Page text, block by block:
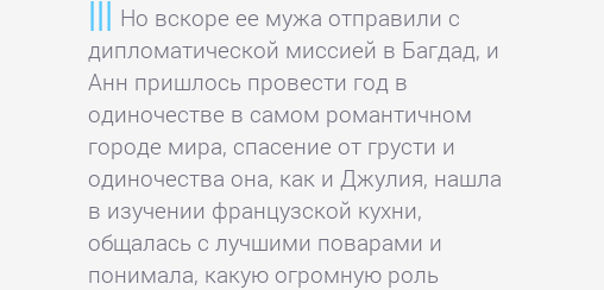
Но вскоре ее мужа отправили с
дипломатической миссией в Багдад, и
Анн пришлось провести год в
одиночестве в самом романтичном
городе мира, спасение от грусти и
одиночества она, как и Джулия, нашла
в изучении французской кухни,
общалась с лучшими поварами и
понимала, какую огромную роль